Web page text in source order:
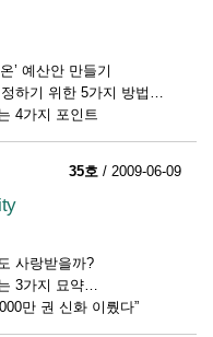
’ 예산안 만들기
하기 위한 5가지 방법
4가지 포인트
35호 / 2009-06-09
사랑받을까?
3가지 묘약
만 권 신화 이뤘다”